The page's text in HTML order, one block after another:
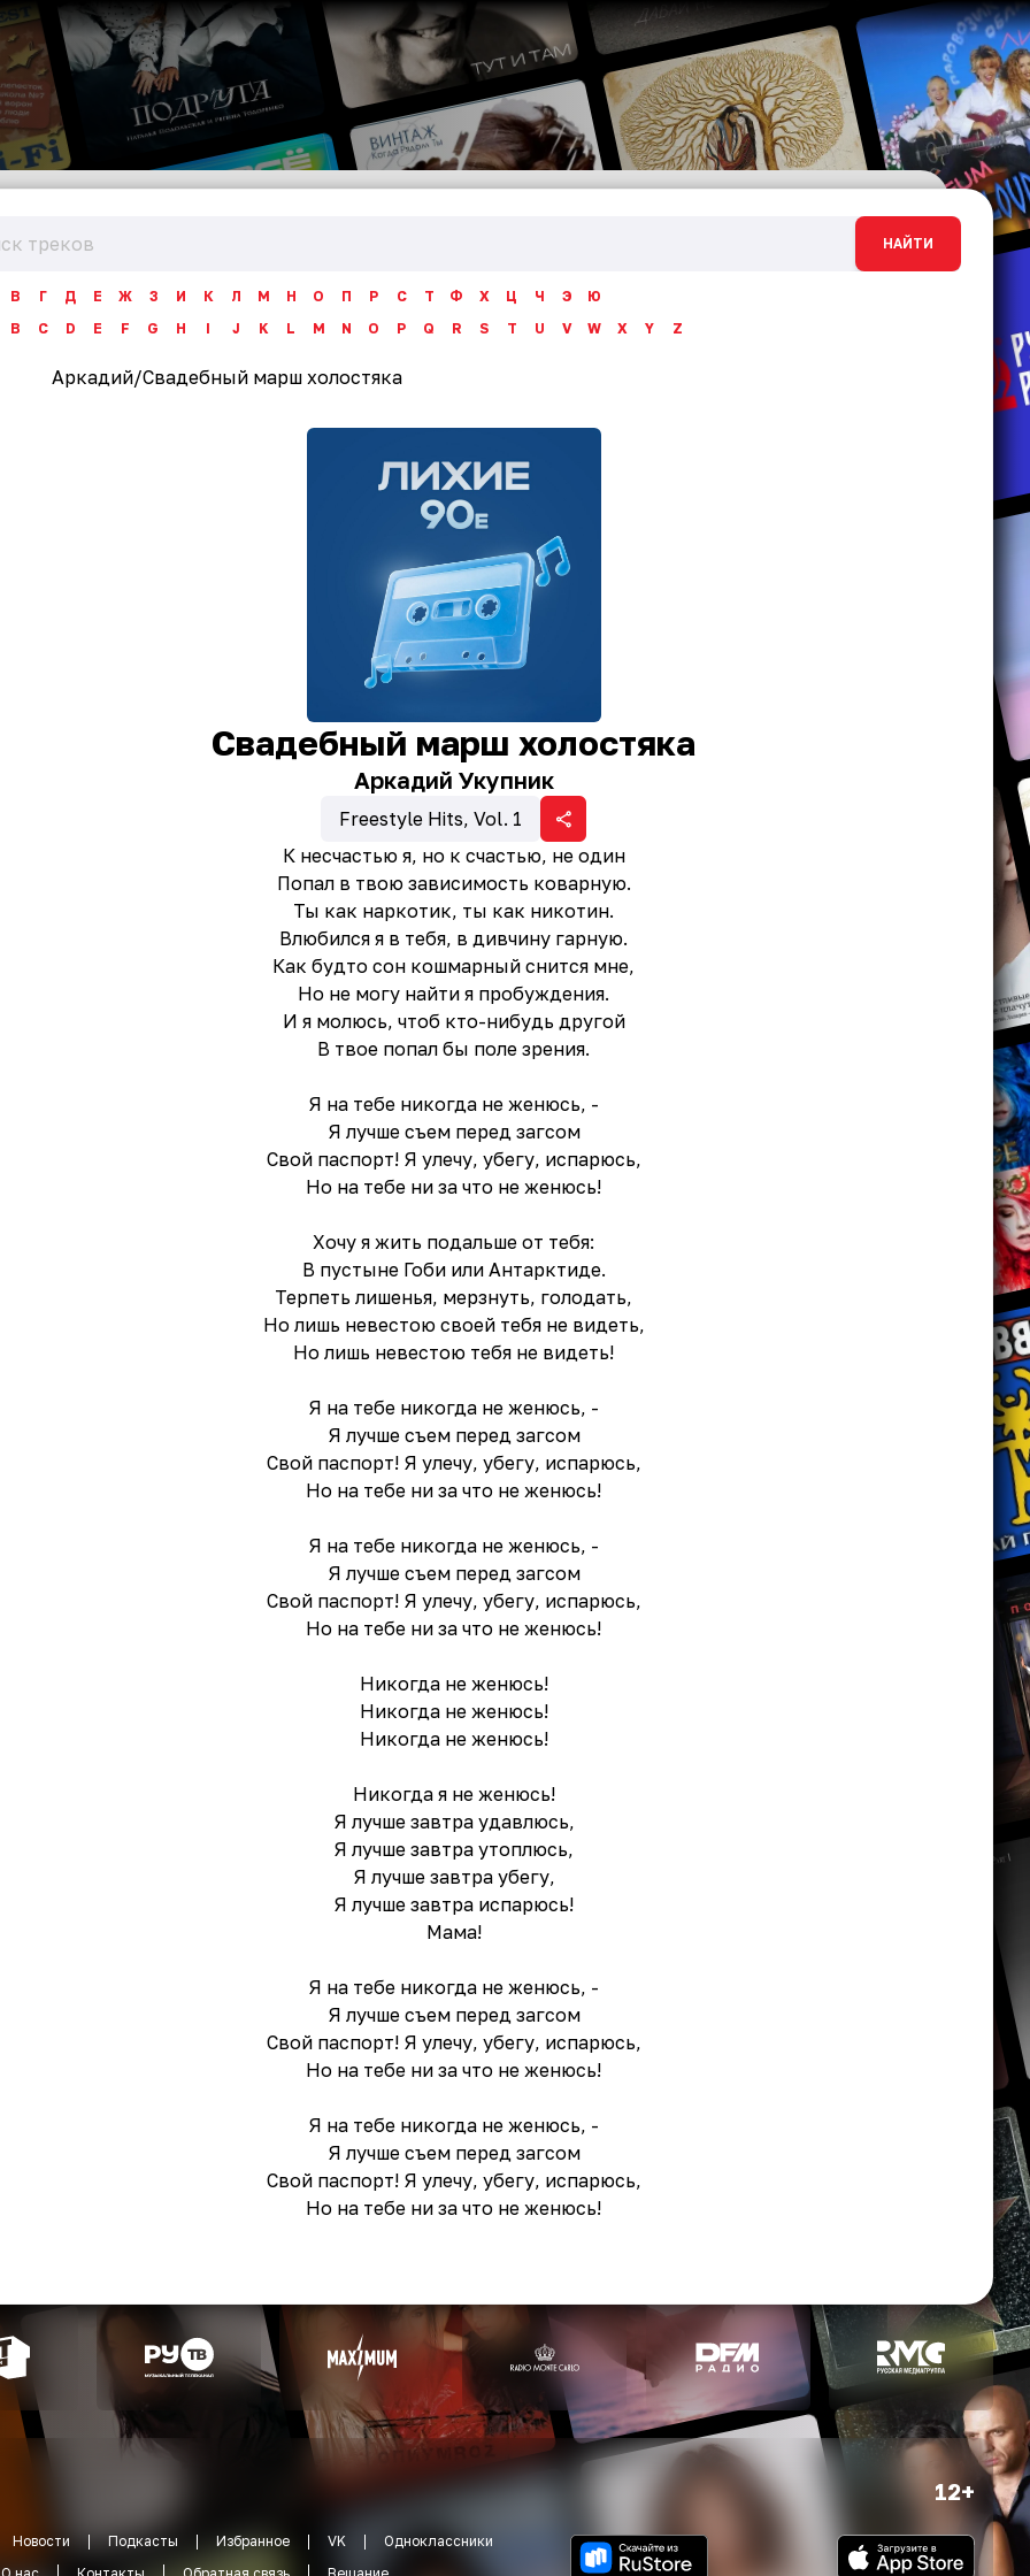
НАЙТИ
В Г Д Е Ж З И К Л М Н О П Р С Т Ф Х Ц Ч Э
Ю
B C D E F G H I J K L M N O P Q R S T U V W X Y Z
Аркадий/Свадебный марш холостяка
Свадебный марш холостяка
Аркадий Укупник
Freestyle Hits, Vol. 1
К несчастью я, но к счастью, не один
Попал в твою зависимость коварную.
Ты как наркотик, ты как никотин.
Влюбился я в тебя, в дивчину гарную.
Как будто сон кошмарный снится мне,
Но не могу найти я пробуждения.
И я молюсь, чтоб кто-нибудь другой
В твое попал бы поле зрения.
Я на тебе никогда не женюсь, -
Я лучше съем перед загсом
Свой паспорт! Я улечу, убегу, испарюсь,
Но на тебе ни за что не женюсь!
Хочу я жить подальше от тебя:
В пустыне Гоби или Антарктиде.
Терпеть лишенья, мерзнуть, голодать,
Но лишь невестою своей тебя не видеть,
Но лишь невестою тебя не видеть!
Я на тебе никогда не женюсь, -
Я лучше съем перед загсом
Свой паспорт! Я улечу, убегу, испарюсь,
Но на тебе ни за что не женюсь!
Я на тебе никогда не женюсь, -
Я лучше съем перед загсом
Свой паспорт! Я улечу, убегу, испарюсь,
Но на тебе ни за что не женюсь!
Никогда не женюсь!
Никогда не женюсь!
Никогда не женюсь!
Никогда я не женюсь!
Я лучше завтра удавлюсь,
Я лучше завтра утоплюсь,
Я лучше завтра убегу,
Я лучше завтра испарюсь!
Мама!
Я на тебе никогда не женюсь, -
Я лучше съем перед загсом
Свой паспорт! Я улечу, убегу, испарюсь,
Но на тебе ни за что не женюсь!
Я на тебе никогда не женюсь, -
Я лучше съем перед загсом
Свой паспорт! Я улечу, убегу, испарюсь,
Но на тебе ни за что не женюсь!
12+
Новости Подкасты Избранное VK
Одноклассники